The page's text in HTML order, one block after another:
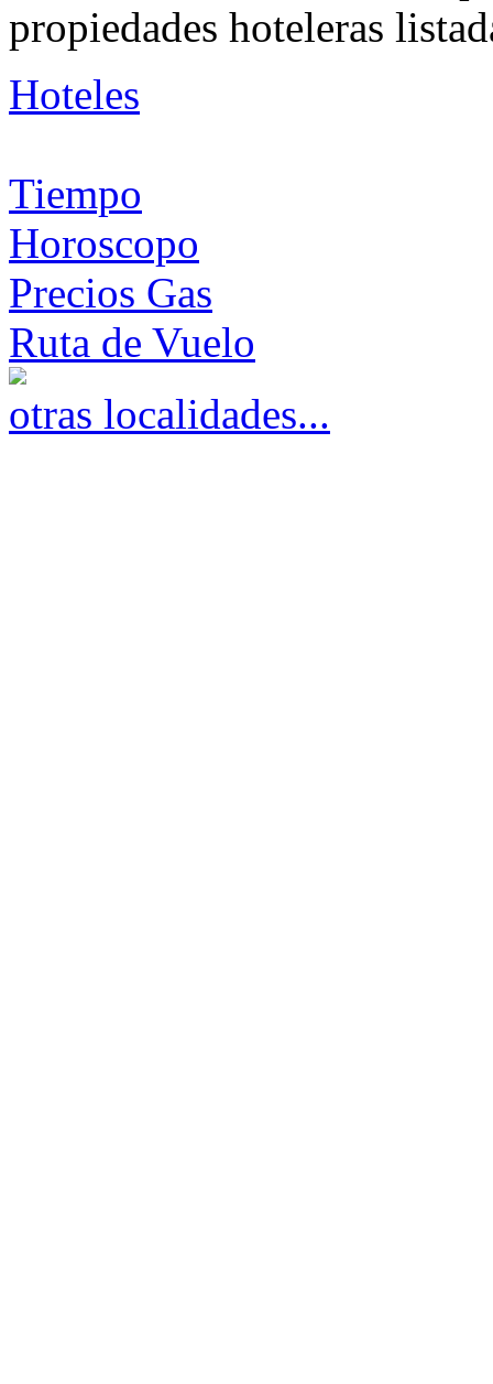
propiedades hoteleras
Hoteles
Tiempo
Horoscopo
Precios Gas
Ruta de Vuelo
otras localidades...